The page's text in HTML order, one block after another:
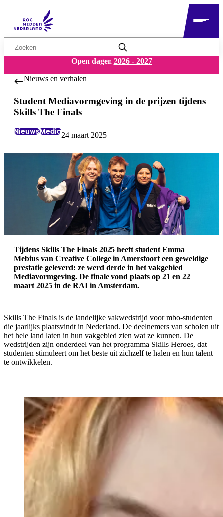
Zoekwoord
Open dagen 2026 - 2027
Nieuws en verhalen
Student Mediavormgeving in de prijzen tijdens
Skills The Finals
NieuwsMedia24 maart 2025
Tijdens Skills The Finals 2025 heeft student Emma
Mebius van Creative College in Amersfoort een geweldige
prestatie geleverd: ze werd derde in het vakgebied
Mediavormgeving. De finale vond plaats op 21 en 22
maart 2025 in de RAI in Amsterdam.
Skills The Finals is de landelijke vakwedstrijd voor mbo-studenten
die jaarlijks plaatsvindt in Nederland. De deelnemers van scholen uit
het hele land laten in hun vakgebied zien wat ze kunnen. De
wedstrijden zijn onderdeel van het programma Skills Heroes, dat
studenten stimuleert om het beste uit zichzelf te halen en hun talent
te ontwikkelen.